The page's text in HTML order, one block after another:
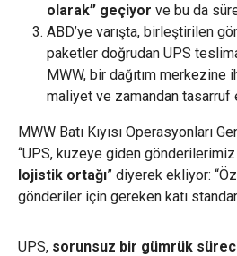
olarak” geçiyor ve bu da
ABD’ye varışta, birleştirilen
paketler doğrudan UPS
MWW, bir dağıtım merkezine
maliyet ve zamandan tasarruf
MWW Batı Kıyısı Operasyonları
“UPS, kuzeye giden
lojistik ortağı” diyerek ekliyor:
gönderiler için gereken katı
UPS, sorunsuz bir gümrük